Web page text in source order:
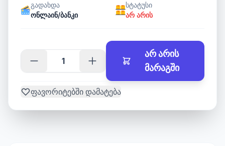
გადახდა
ონლაინ/ბანკი
სტატუსი
არ არის
არ არის
მარაგში
ფავორიტებში დამატება